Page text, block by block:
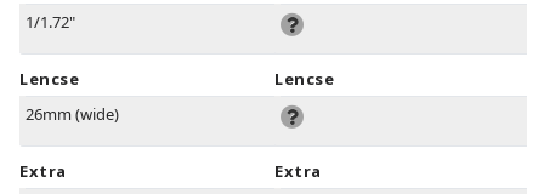
1/1.72"
Lencse
26mm (wide)
Extra
Lencse
Extra